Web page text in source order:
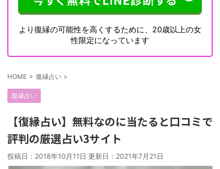
より復縁の可能性を高くするために、20歳以上の女
性限定になっています
HOME > 復縁占い >
復縁占い
【復縁占い】無料なのに当たると口コミで
評判の厳選占い3サイト
投稿日：2018年10月11日 更新日： 2021年7月21日